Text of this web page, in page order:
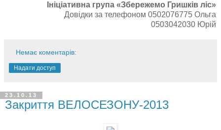
Ініціативна група «Збережемо Гришків ліс»
Довідки за телефоном 0502076775 Ольга
0503042030 Юрій
Немає коментарів:
Надати доступ
23.10.13
Закриття ВЕЛОСЕЗОНУ-2013